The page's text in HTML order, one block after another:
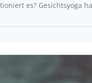
es? Gesichtsyoga